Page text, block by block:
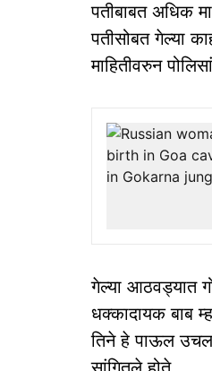
पतीबाबत अधिक
पतीसोबत गेल्या
माहितीवरुन
गेल्या आठवड्यात
धक्कादायक बाब
तिने हे पाऊल